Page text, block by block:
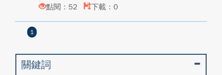
點閱：52
下載：0
1
關鍵詞